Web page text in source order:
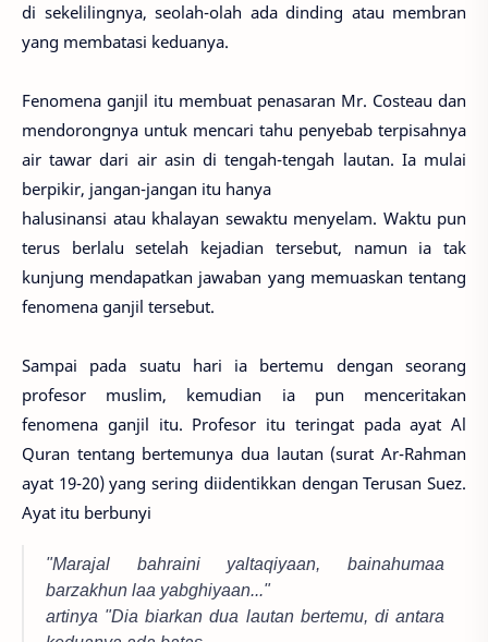
di sekelilingnya, seolah-olah ada dinding atau membran
yang membatasi keduanya.
Fenomena ganjil itu membuat penasaran Mr. Costeau dan
mendorongnya untuk mencari tahu penyebab terpisahnya
air tawar dari air asin di tengah-tengah lautan. Ia mulai
berpikir, jangan-jangan itu hanya
halusinansi atau khalayan sewaktu menyelam. Waktu pun
terus berlalu setelah kejadian tersebut, namun ia tak
kunjung mendapatkan jawaban yang memuaskan tentang
fenomena ganjil tersebut.
Sampai pada suatu hari ia bertemu dengan seorang
profesor muslim, kemudian ia pun menceritakan
fenomena ganjil itu. Profesor itu teringat pada ayat Al
Quran tentang bertemunya dua lautan (surat Ar-Rahman
ayat 19-20) yang sering diidentikkan dengan Terusan Suez.
Ayat itu berbunyi
"Marajal bahraini yaltaqiyaan, bainahumaa
barzakhun laa yabghiyaan..."
artinya "Dia biarkan dua lautan bertemu, di antara